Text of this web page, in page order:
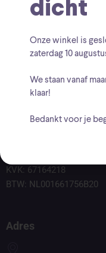
KVK: 67164218
BTW: NL001661756B20
Adres
dicht
Onze winkel is
zaterdag 10
We staan vanaf
klaar!
Bedankt voor je